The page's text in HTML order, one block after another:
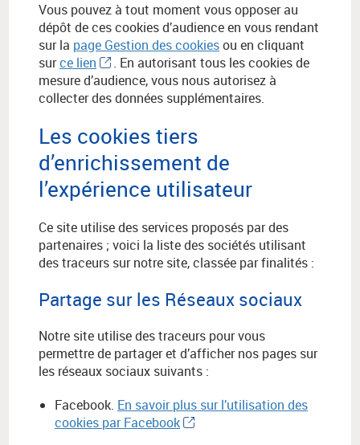
Vous pouvez à tout moment vous opposer au
dépôt de ces cookies d’audience en vous rendant
sur la page Gestion des cookiesou en cliquant
surce lien
. En autorisant tous les cookies de
mesure d’audience, vous nous autorisez à
collecter des données supplémentaires.
Les cookies tiers
d’enrichissement de
l’expérience utilisateur
Ce site utilise des services proposés par des
partenaires ; voici la liste des sociétés utilisant
des traceurs sur notre site, classée par finalités :
Partage sur les Réseaux sociaux
Notre site utilise des traceurs pour vous
permettre de partager et d’afficher nos pages sur
les réseaux sociaux suivants :
Facebook. En savoir plus sur l’utilisation des
cookies par Facebook